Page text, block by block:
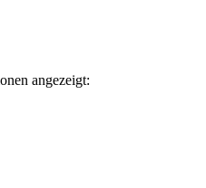
angezeigt: